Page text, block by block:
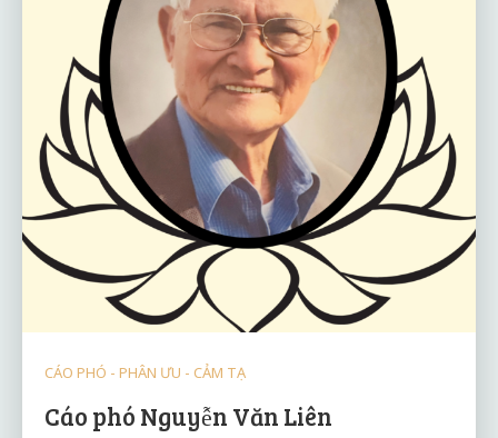
CÁO PHÓ - PHÂN ƯU - CẢM TẠ
Cáo phó Nguyễn Văn Liên